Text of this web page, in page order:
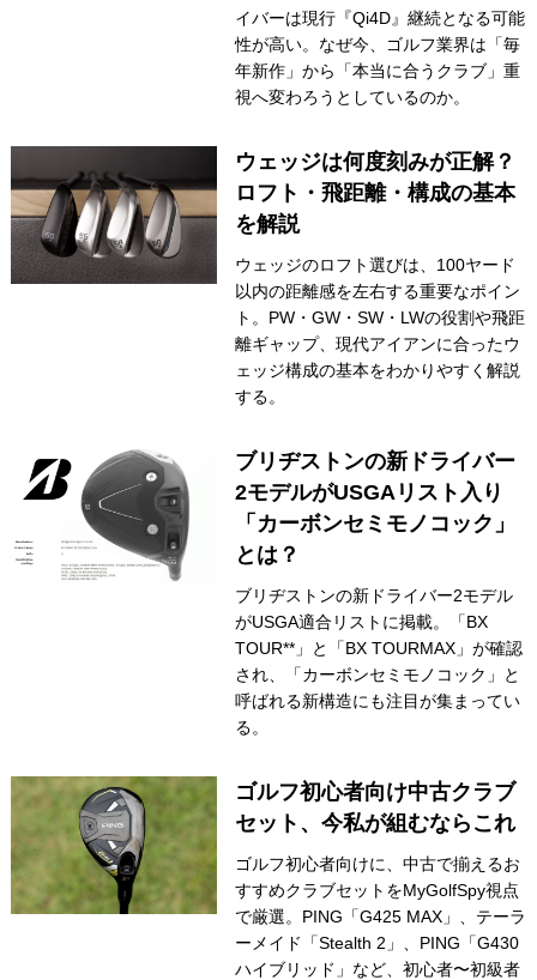
イバーは現行『Qi4D』継続となる可能
性が高い。なぜ今、ゴルフ業界は「毎
年新作」から「本当に合うクラブ」重
視へ変わろうとしているのか。
ウェッジは何度刻みが正解？
ロフト・飛距離・構成の基本
を解説
ウェッジのロフト選びは、100ヤード
以内の距離感を左右する重要なポイン
ト。PW・GW・SW・LWの役割や飛距
離ギャップ、現代アイアンに合ったウ
ェッジ構成の基本をわかりやすく解説
する。
ブリヂストンの新ドライバー
2モデルがUSGAリスト入り
「カーボンセミモノコック」
とは？
ブリヂストンの新ドライバー2モデル
がUSGA適合リストに掲載。「BX
TOUR**」と「BX TOURMAX」が確認
され、「カーボンセミモノコック」と
呼ばれる新構造にも注目が集まってい
る。
ゴルフ初心者向け中古クラブ
セット、今私が組むならこれ
ゴルフ初心者向けに、中古で揃えるお
すすめクラブセットをMyGolfSpy視点
で厳選。PING「G425 MAX」、テーラ
ーメイド「Stealth 2」、PING「G430
ハイブリッド」など、初心者〜初級者